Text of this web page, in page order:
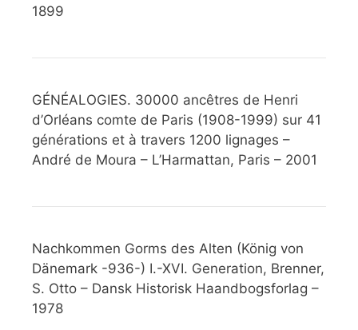
1899
GÉNÉALOGIES. 30000 ancêtres de Henri
d’Orléans comte de Paris (1908-1999) sur 41
générations et à travers 1200 lignages –
André de Moura – L’Harmattan, Paris – 2001
Nachkommen Gorms des Alten (König von
Dänemark -936-) I.-XVI. Generation, Brenner,
S. Otto – Dansk Historisk Haandbogsforlag –
1978